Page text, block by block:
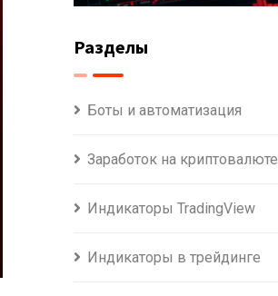
Разделы
Боты и автоматизация
Заработок на криптовалюте
Индикаторы TradingView
Индикаторы в трейдинге